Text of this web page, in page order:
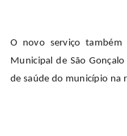
O novo serviço
Municipal de São
de saúde do município na